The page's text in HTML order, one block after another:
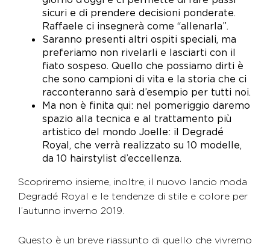
sicuri e di prendere decisioni ponderate.
Raffaele ci insegnerà come “allenarla”.
Saranno presenti altri ospiti speciali, ma
preferiamo non rivelarli e lasciarti con il
fiato sospeso. Quello che possiamo dirti è
che sono campioni di vita e la storia che ci
racconteranno sarà d’esempio per tutti noi.
Ma non è finita qui: nel pomeriggio daremo
spazio alla tecnica e al trattamento più
artistico del mondo Joelle: il Degradé
Royal, che verrà realizzato su 10 modelle,
da 10 hairstylist d’eccellenza.
Scopriremo insieme, inoltre, il nuovo lancio moda
Degradé Royal e le tendenze di stile e colore per
l’autunno inverno 2019.
Questo è un breve riassunto di quello che vivremo